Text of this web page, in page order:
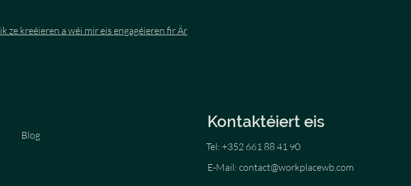
kreéieren a wéi mir eis engagéieren fir Är
Blog
Kontaktéiert eis
Tel: +352 661 88 41 90
E-Mail: contact@workplacewb.com